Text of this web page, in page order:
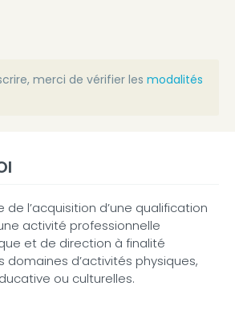
merci de vérifier les modalités
de l’acquisition d’une qualification
activité professionnelle
et de direction à finalité
domaines d’activités physiques,
ou culturelles.